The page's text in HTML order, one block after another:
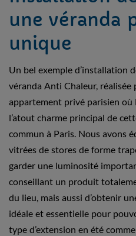
une véranda
unique
Un bel exemple d’installation
véranda Anti Chaleur, réalisée
appartement privé parisien où
l’atout charme principal de
commun à Paris. Nous avons
vitrées de stores de forme
garder une luminosité
conseillant un produit
du lieu, mais aussi d’obtenir
idéale et essentielle pour
type d’extension en été